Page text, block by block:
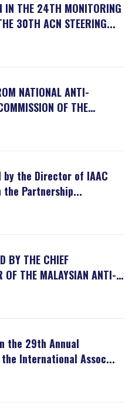
IN THE 24TH MONITORING
30TH ACN STEERING...
NATIONAL ANTI-
OF THE
by the Director of IAAC
Partnership...
BY THE CHIEF
OF THE MALAYSIAN ANTI-
the 29th Annual
International Assoc...